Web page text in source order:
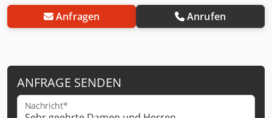
Anfragen Anrufen
ANFRAGE SENDEN
Nachricht*